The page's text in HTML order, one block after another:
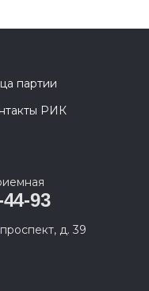
партии
РИК
93
д. 39